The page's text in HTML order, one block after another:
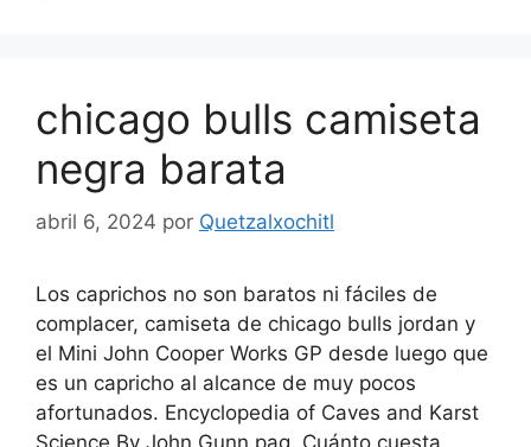
chicago bulls camiseta
negra barata
abril 6, 2024 por Quetzalxochitl
Los caprichos no son baratos ni fáciles de
complacer, camiseta de chicago bulls jordan y
el Mini John Cooper Works GP desde luego que
es un capricho al alcance de muy pocos
afortunados. Encyclopedia of Caves and Karst
Science By John Gunn pag. Cuánto cuesta